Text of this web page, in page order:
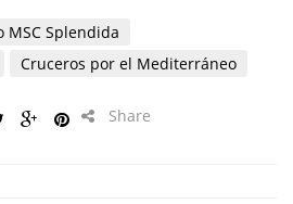
MSC Splendida
Cruceros por el Mediterráneo
Share